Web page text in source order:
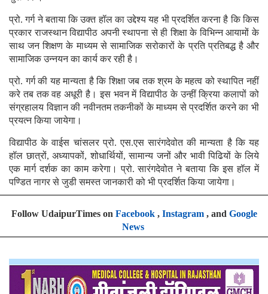
प्रो. गर्ग ने बताया कि उक्त हॉल का उद्देश्य यह भी प्रदर्शित करना है कि किस
प्रकार राजस्थान विद्यापीठ अपनी स्थापना से ही शिक्षा के विभिन्न आयामों के
साथ जन शिक्षण के माध्यम से सामाजिक सरोकारों के प्रति प्रतिबद्ध है और
सामाजिक उन्नयन का कार्य कर रही है।
प्रो. गर्ग की यह मान्यता है कि शिक्षा जब तक श्रम के महत्व को स्थापित नहीं
करे तब तक वह अधूरी है। इस भवन में विद्यापीठ के उन्हीं क्रिया कलापों को
संग्रहालय विज्ञान की नवीनतम तकनीकों के माध्यम से प्रदर्शित करने का भी
प्रयत्न किया जायेगा।
विद्यापीठ के वाईस चांसलर प्रो. एस.एस सारंगदेवोत की मान्यता है कि यह
हॉल छात्रों, अध्यापकों, शोधार्थियों, सामान्य जनों और भावी पिढियों के लिये
एक मार्ग दर्शक का काम करेगा। प्रो. सारंगदेवोत ने बताया कि इस हॉल में
पण्डित नागर से जुडी समस्त जानकारी को भी प्रदर्शित किया जायेगा।
Follow UdaipurTimes on Facebook, Instagram, and Google
News